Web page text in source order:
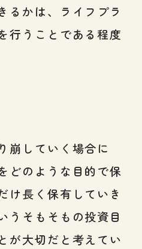
るかは、ライフプラ
行うことである程度
崩していく場合に
どのような目的で保
け長く保有していき
うそもそもの投資目
が大切だと考えてい